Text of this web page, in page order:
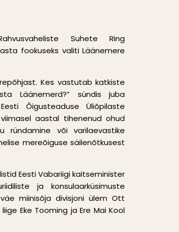
Suhete Ring
fookuseks valiti Läänemere
Kes vastutab katkiste
Läänemerd?” sündis juba
Õigusteaduse Üliõpilaste
aastal tihenenud ohud
ründamine või varilaevastike
mereõiguse säilenõtkusest
Eesti Vabariigi kaitseminister
ja konsulaarküsimuste
miinisõja divisjoni ülem Ott
Eke Tooming ja Ere Mai Kool